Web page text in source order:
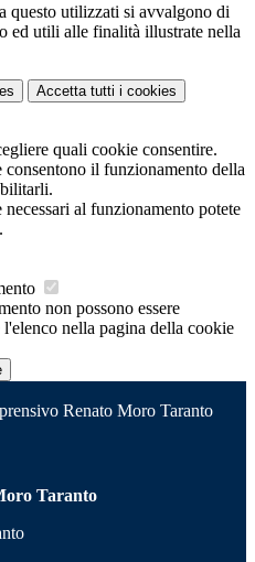
questo utilizzati si avvalgono di
ed utili alle finalità illustrate nella
Accetta tutti i cookies
quali cookie consentire.
il funzionamento della
al funzionamento potete
.
non possono essere
nella pagina della cookie
Renato Moro Taranto
Taranto